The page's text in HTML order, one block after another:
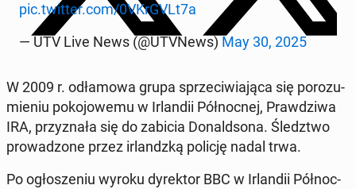
pic.twitter.com/0VKrGVLt7a
— UTV Live News (@UTVNews) May 30, 2025
W 2009 r. odła­mo­wa grupa sprze­ci­wia­ją­ca się po­ro­zu­
mie­niu po­ko­jo­we­mu w Ir­lan­dii Pół­noc­nej, Praw­dzi­wa
IRA, przy­zna­ła się do zabicia Do­nald­so­na. Śledz­two
pro­wa­dzo­ne przez ir­landz­ką policję nadal trwa.
Po ogło­sze­niu wyroku dy­rek­tor BBC w Ir­lan­dii Pół­noc­